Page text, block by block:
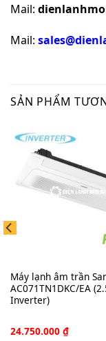
Mail:
Mail:
SẢN PHẨM
Máy lạnh âm trần
AC071TN1DKC/EA
Inverter)
24.750.000 ₫